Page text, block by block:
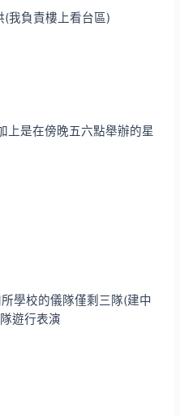
我負責樓上看台區)
上是在傍晚五六點舉辦的星
學校的儀隊僅剩三隊(建中
遊行表演